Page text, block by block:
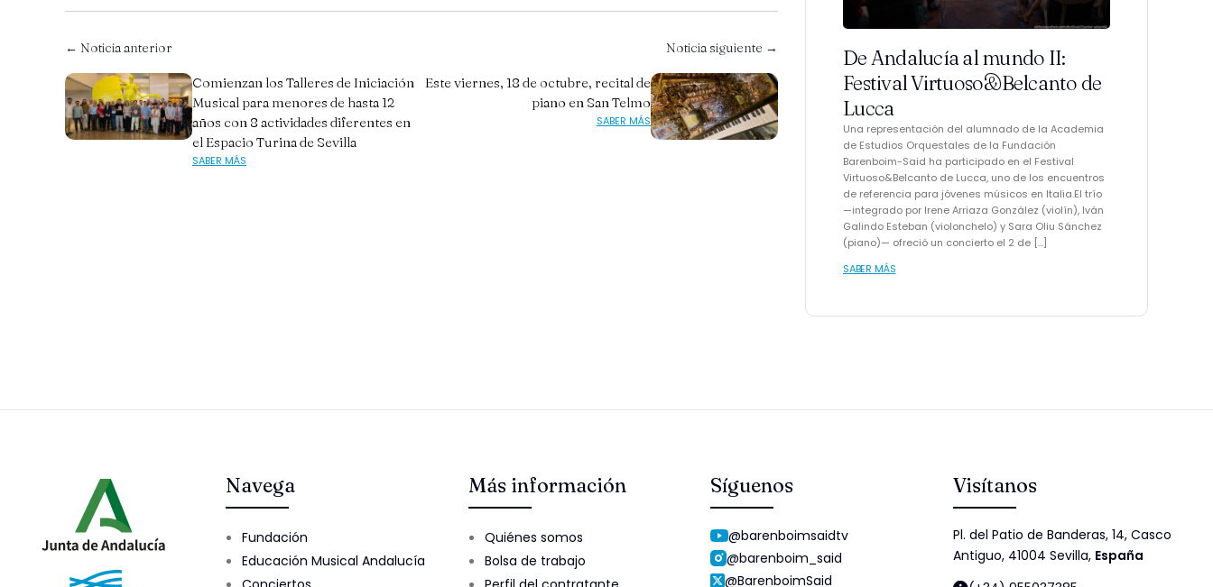
← Noticia anterior
Comienzan los Talleres de Iniciación
Musical para menores de hasta 12
años con 8 actividades diferentes en
el Espacio Turina de Sevilla
SABER MÁS
Noticia siguiente →
Este viernes, 18 de octubre, recital de
piano en San Telmo
SABER MÁS
De Andalucía al mundo II:
Festival Virtuoso&Belcanto de
Lucca
Una representación del alumnado de la Academia
de Estudios Orquestales de la Fundación
Barenboim-Said ha participado en el Festival
Virtuoso&Belcanto de Lucca, uno de los encuentros
de referencia para jóvenes músicos en Italia.El trío
—integrado por Irene Arriaza González (violín), Iván
Galindo Esteban (violonchelo) y Sara Oliu Sánchez
(piano)— ofreció un concierto el 2 de […]
SABER MÁS
Navega
Fundación
Educación Musical Andalucía
Más información
Quiénes somos
Bolsa de trabajo
Síguenos
@barenboimsaidtv
@barenboim_said
@BarenboimSaid
Visítanos
Pl. del Patio de Banderas, 14, Casco
Antiguo, 41004 Sevilla, España